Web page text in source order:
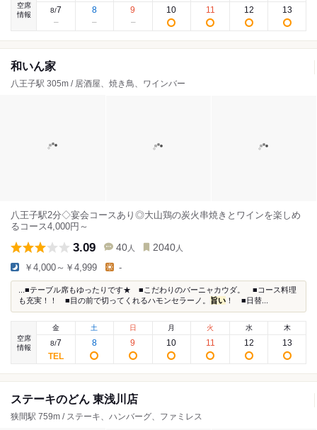
空席
情報
8/7 8 9 10 11 12 13
和いん家
八王子駅 305m / 居酒屋、焼き鳥、ワインバー
八王子駅2分◇宴会コースあり◎大山鶏の炭火串焼きとワインを楽しめ
るコース4,000円～
3.09 40 人 2040 人
￥4,000～￥4,999 -
...■テーブル席もゆったりです★ ■こだわりのバーニャカウダ。 ■コース料理
も充実！！ ■目の前で切ってくれるハモンセラーノ。 旨い ！ ■日替...
空席
情報
金
8/7
土
8
日
9
月
10
火
11
水
12
木
13
ステーキのどん 東浅川店
狭間駅 759m / ステーキ、ハンバーグ、ファミレス